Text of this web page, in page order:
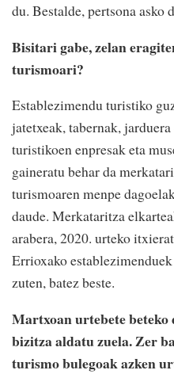
du. Bestalde, pertsona asko
Bisitari gabe, zelan
turismoari?
Establezimendu turistiko
jatetxeak, tabernak,
turistikoen enpresak eta
gaineratu behar da
turismoaren menpe
daude. Merkataritza
arabera, 2020. urteko
Errioxako
zuten, batez beste.
Martxoan urtebete
bizitza aldatu zuela. Zer
turismo bulegoak azken